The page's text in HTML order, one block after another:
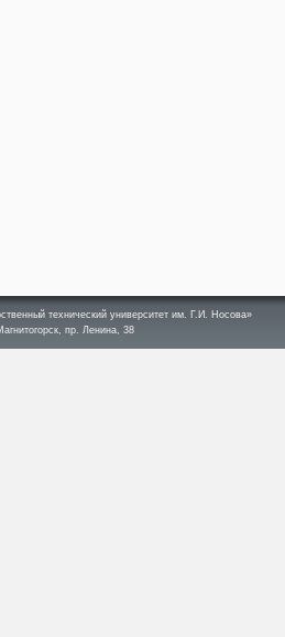
технический университет им. Г.И. Носова»
пр. Ленина, 38